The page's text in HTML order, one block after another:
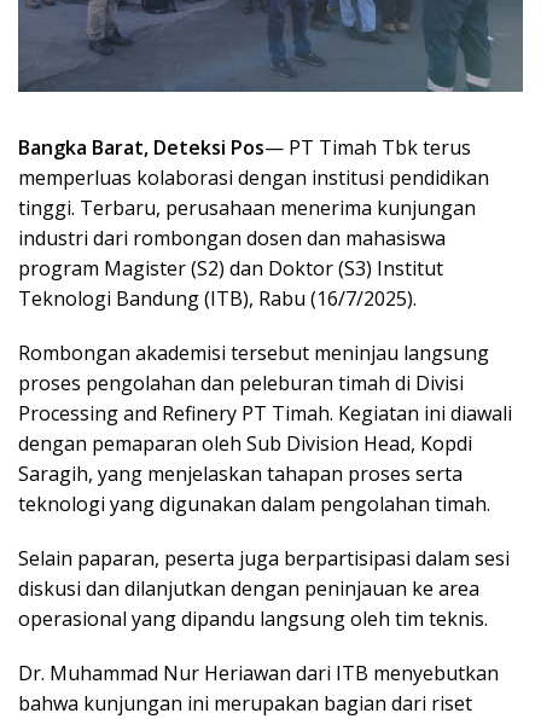
Bangka Barat, Deteksi Pos— PT Timah Tbk terus
memperluas kolaborasi dengan institusi pendidikan
tinggi. Terbaru, perusahaan menerima kunjungan
industri dari rombongan dosen dan mahasiswa
program Magister (S2) dan Doktor (S3) Institut
Teknologi Bandung (ITB), Rabu (16/7/2025).
Rombongan akademisi tersebut meninjau langsung
proses pengolahan dan peleburan timah di Divisi
Processing and Refinery PT Timah. Kegiatan ini diawali
dengan pemaparan oleh Sub Division Head, Kopdi
Saragih, yang menjelaskan tahapan proses serta
teknologi yang digunakan dalam pengolahan timah.
Selain paparan, peserta juga berpartisipasi dalam sesi
diskusi dan dilanjutkan dengan peninjauan ke area
operasional yang dipandu langsung oleh tim teknis.
Dr. Muhammad Nur Heriawan dari ITB menyebutkan
bahwa kunjungan ini merupakan bagian dari riset